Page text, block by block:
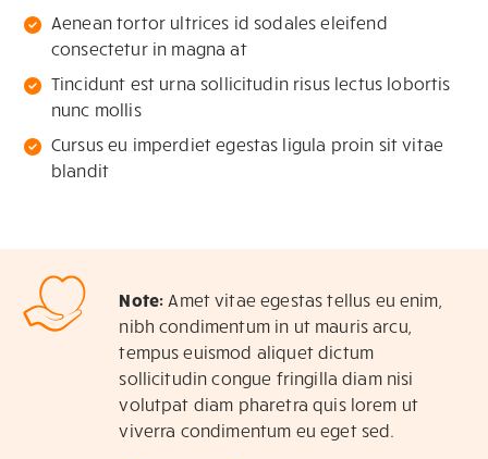
Aenean tortor ultrices id sodales eleifend
consectetur in magna at
Tincidunt est urna sollicitudin risus lectus lobortis
nunc mollis
Cursus eu imperdiet egestas ligula proin sit vitae
blandit
Note: Amet vitae egestas tellus eu enim,
nibh condimentum in ut mauris arcu,
tempus euismod aliquet dictum
sollicitudin congue fringilla diam nisi
volutpat diam pharetra quis lorem ut
viverra condimentum eu eget sed.